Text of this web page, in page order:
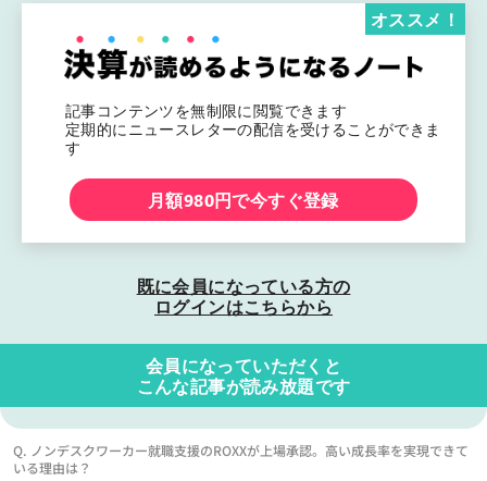
記事コンテンツを無制限に閲覧できます
定期的にニュースレターの配信を受けることができま
す
オススメ！
月額980円で今すぐ登録
既に会員になっている方の
ログインはこちらから
会員になっていただくと
こんな記事が読み放題です
Q. ノンデスクワーカー就職支援のROXXが上場承認。高い成長率を実現できて
いる理由は？